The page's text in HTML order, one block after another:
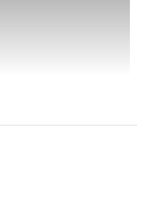
a imaginii
Compact 1 ofera mai